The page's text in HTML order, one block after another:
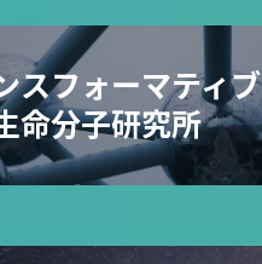
スフォーマティブ
命分子研究所